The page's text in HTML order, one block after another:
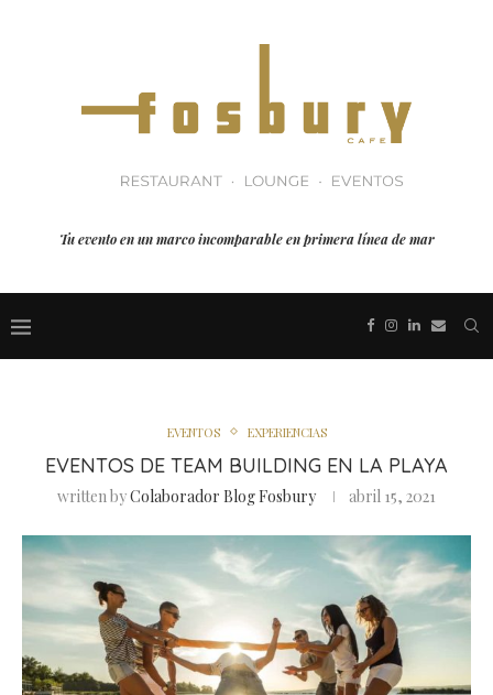
Tu evento en un marco incomparable en primera línea de mar
EVENTOS EXPERIENCIAS
EVENTOS DE TEAM BUILDING EN LA PLAYA
written byColaborador Blog Fosbury abril 15, 2021